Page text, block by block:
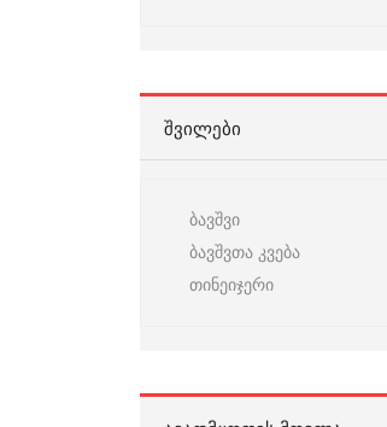
ᲨᲕᲘᲚᲔᲑᲘ
ბავშვი
ბავშვთა კვება
თინეიჯერი